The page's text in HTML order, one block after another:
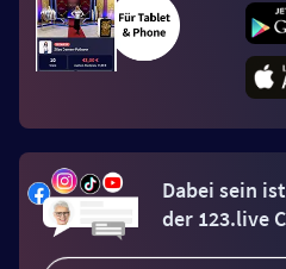
Dabei sein
der 123.live